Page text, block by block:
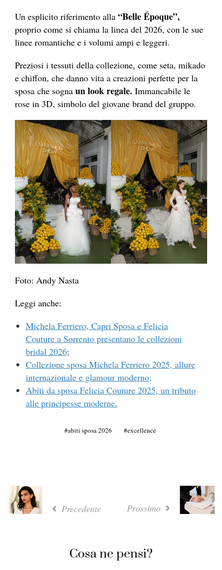
Un esplicito riferimento alla “Belle Époque”,
proprio come si chiama la linea del 2026, con le sue
linee romantiche e i volumi ampi e leggeri.
Preziosi i tessuti della collezione, come seta, mikado
e chiffon, che danno vita a creazioni perfette per la
sposa che sogna un look regale. Immancabile le
rose in 3D, simbolo del giovane brand del gruppo.
Foto: Andy Nasta
Leggi anche:
Michela Ferriero, Capri Sposa e Felicia
Couture a Sorrento presentano le collezioni
bridal 2026;
Collezione sposa Michela Ferriero 2025, allure
internazionale e glamour moderno;
Abiti da sposa Felicia Couture 2025, un tributo
alle principesse moderne.
abiti sposa 2026 excellence
Precedente Prossimo
Cosa ne pensi?